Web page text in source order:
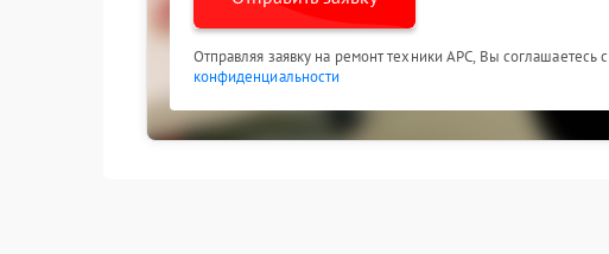
Отправляя заявку на ремонт техники APC, Вы соглашаетесь с
конфиденциальности